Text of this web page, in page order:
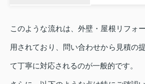
このような流れは、外壁・屋根リフォ
用されており、問い合わせから見積の
て丁寧に対応されるのが一般的です。